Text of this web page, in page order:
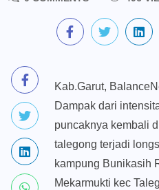
Kab.Garut,
Dampak dari
puncaknya kembali
talegong terjadi
kampung Bunikasih
Mekarmukti kec